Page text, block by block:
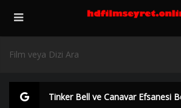
Tinker Bell ve Canavar Efsanesi Bedava izle |